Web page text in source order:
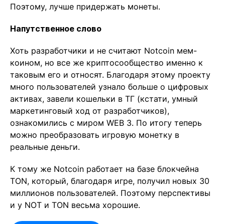
Поэтому, лучше придержать монеты.
Напутственное слово
Хоть разработчики и не считают Notcoin мем-
коином, но все же криптосообщество именно к
таковым его и относят. Благодаря этому проекту
много пользователей узнало больше о цифровых
активах, завели кошельки в ТГ (кстати, умный
маркетинговый ход от разработчиков),
ознакомились с миром WEB 3. По итогу теперь
можно преобразовать игровую монетку в
реальные деньги.
К тому же Notcoin работает на базе блокчейна
TON, который, благодаря игре, получил новых 30
миллионов пользователей. Поэтому перспективы
и у NOT и TON весьма хорошие.